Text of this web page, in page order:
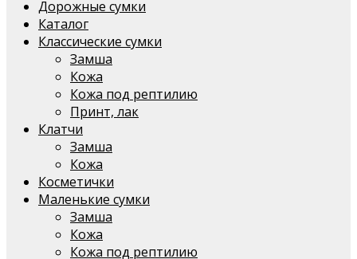
Дорожные сумки
Каталог
Классические сумки
Замша
Кожа
Кожа под рептилию
Принт, лак
Клатчи
Замша
Кожа
Косметички
Маленькие сумки
Замша
Кожа
Кожа под рептилию